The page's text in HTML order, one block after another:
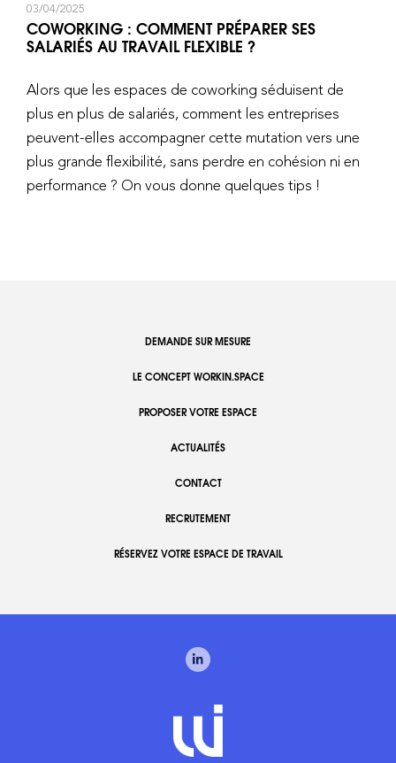
03/04/2025
COWORKING : COMMENT PRÉPARER SES
SALARIÉS AU TRAVAIL FLEXIBLE ?
Alors que les espaces de coworking séduisent de
plus en plus de salariés, comment les entreprises
peuvent-elles accompagner cette mutation vers une
plus grande flexibilité, sans perdre en cohésion ni en
performance ? On vous donne quelques tips !
DEMANDE SUR MESURE
LE CONCEPT WORKIN.SPACE
PROPOSER VOTRE ESPACE
ACTUALITÉS
CONTACT
RECRUTEMENT
RÉSERVEZ VOTRE ESPACE DE TRAVAIL